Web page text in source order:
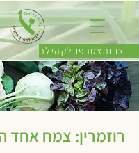
לחצו והצטרפו לקהילה
רוזמרין: צמח אחד